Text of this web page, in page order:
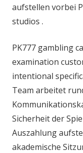
aufstellen vorbei
studios .
PK777 gambling
examination
intentional
Team arbeitet
Sicherheit der
Auszahlung
akademische